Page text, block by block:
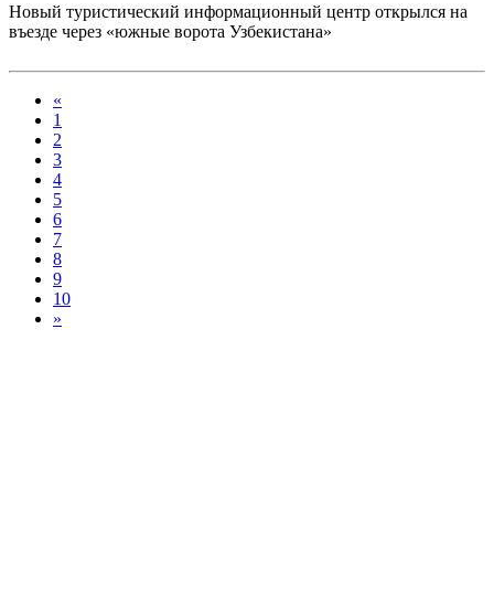
Новый туристический информационный центр открылся на
въезде через «южные ворота Узбекистана»
«
1
2
3
4
5
6
7
8
9
10
»